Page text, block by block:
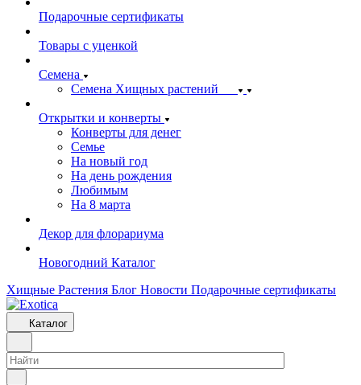
Подарочные сертификаты
Товары с уценкой
Семена
Семена Хищных растений
Открытки и конверты
Конверты для денег
Семье
На новый год
На день рождения
Любимым
На 8 марта
Декор для флорариума
Новогодний Каталог
Хищные Растения Блог Новости Подарочные сертификаты
Каталог